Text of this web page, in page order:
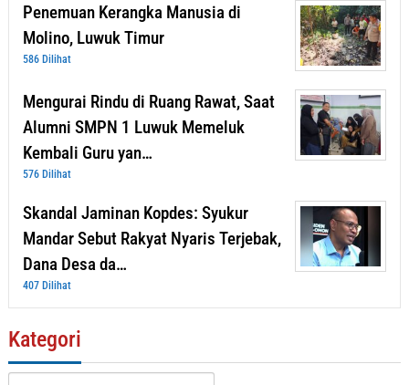
Penemuan Kerangka Manusia di
Molino, Luwuk Timur
586 Dilihat
Mengurai Rindu di Ruang Rawat, Saat
Alumni SMPN 1 Luwuk Memeluk
Kembali Guru yan…
576 Dilihat
Skandal Jaminan Kopdes: Syukur
Mandar Sebut Rakyat Nyaris Terjebak,
Dana Desa da…
407 Dilihat
Kategori